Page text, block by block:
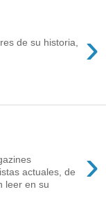
›
de su historia,
›
actuales, de
leer en su